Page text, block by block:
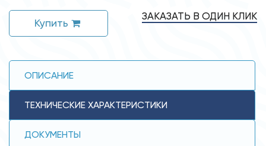
Купить
ЗАКАЗАТЬ В ОДИН КЛИК
ОПИСАНИЕ
ТЕХНИЧЕСКИЕ ХАРАКТЕРИСТИКИ
ДОКУМЕНТЫ